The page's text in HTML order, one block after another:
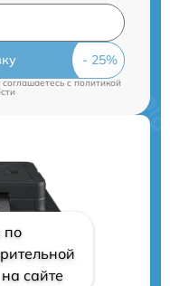
cполитикой
по
сайте